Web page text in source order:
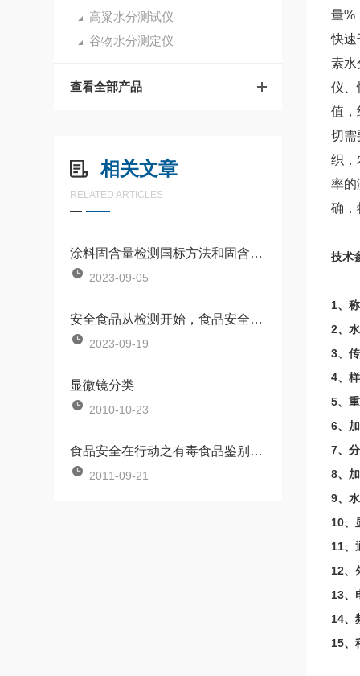
高粱水分测试仪
谷物水分测定仪
查看全部产品
相关文章
RELATED ARTICLES
涂料固含量检测国标方法和固含量快速检测仪方法对比
2023-09-05
安全食品从检测开始，食品安全检测箱带您远离风险
2023-09-19
显微镜分类
2010-10-23
食品安全在行动之有毒食品鉴别方法
2011-09-21
量%
快速
素水
仪、
值，
切需
织，
率的
确，
技术
1、
2、
3、
4、
5、
6、
7、
8、
9、
10、
11、
12、
13、
14、
15、